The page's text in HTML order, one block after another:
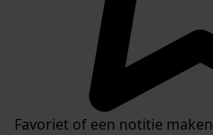
Favoriet of een notitie maken